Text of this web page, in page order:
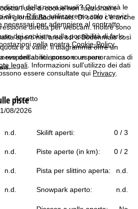
l'uso di cookie non funzionali e
clic suRifiuta, utilizzeremo solo i servizi
necessari per adempiere al contratto.
dei cookie e sulla possibilità di farlo.
nella nostraCookie-Policy.
responsabilità possono essere
legali. Informazioni sull'utilizzo dei dati
essere consultate qui Privacy.
Accetto
della neve attuali? Qui troverà le
giorni a Bodenmais. Di solito c'è anche
diretta per webcam. Inoltre sono
aperti nell'area sci a Bodenmais così
e a valle. Il diagramma offre un
dell'anno scorso e un panoramica di
piste
08/2026
n.d. Skilift aperti: 0 / 3
n.d. Piste aperte (in km): 0 / 2
n.d. Pista per slittino aperta: n.d.
n.d. Snowpark aperto:
n.d.